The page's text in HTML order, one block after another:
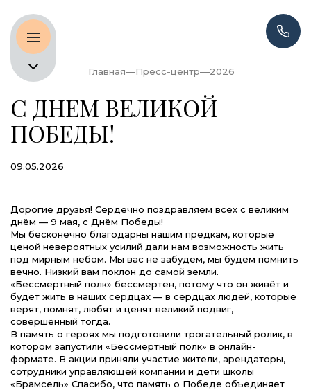
Главная Пресс-центр 2026
С ДНЕМ ВЕЛИКОЙ
ПОБЕДЫ!
09.05.2026
Дорогие друзья! Сердечно поздравляем всех с великим
днём — 9 мая, с Днём Победы!
Мы бесконечно благодарны нашим предкам, которые
ценой невероятных усилий дали нам возможность жить
под мирным небом. Мы вас не забудем, мы будем помнить
вечно. Низкий вам поклон до самой земли.
«Бессмертный полк» бессмертен, потому что он живёт и
будет жить в наших сердцах — в сердцах людей, которые
верят, помнят, любят и ценят великий подвиг,
совершённый тогда.
В память о героях мы подготовили трогательный ролик, в
котором запустили «Бессмертный полк» в онлайн-
формате. В акции приняли участие жители, арендаторы,
сотрудники управляющей компании и дети школы
«Брамсель» Спасибо, что память о Победе объединяет